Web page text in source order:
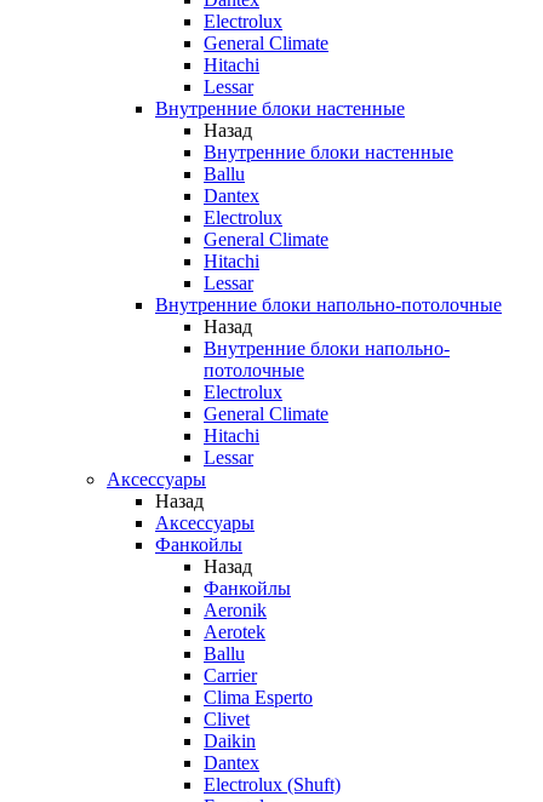
Electrolux
General Climate
Hitachi
Lessar
Внутренние блоки настенные
Назад
Внутренние блоки настенные
Ballu
Dantex
Electrolux
General Climate
Hitachi
Lessar
Внутренние блоки напольно-потолочные
Назад
Внутренние блоки напольно-
потолочные
Electrolux
General Climate
Hitachi
Lessar
Аксессуары
Назад
Аксессуары
Фанкойлы
Назад
Фанкойлы
Aeronik
Aerotek
Ballu
Carrier
Clima Esperto
Clivet
Daikin
Dantex
Electrolux (Shuft)